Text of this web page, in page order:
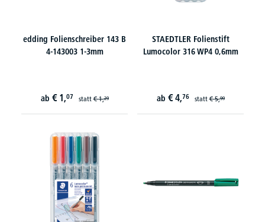
edding Folienschreiber 143 B
4-143003 1-3mm
ab € 1,07 statt€ 1,29
STAEDTLER Folienstift
Lumocolor 316 WP4 0,6mm
ab € 4,76 statt€ 5,99